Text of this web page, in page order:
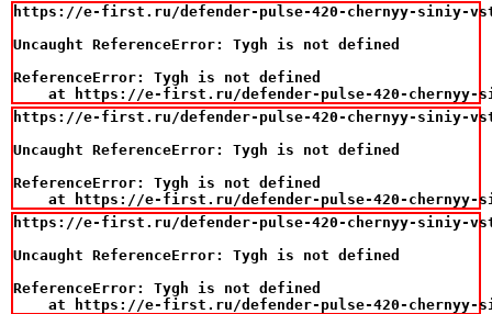
https://e-first.ru/defender-pulse-420-chernyy-siniy-
Uncaught ReferenceError: Tygh is not defined
ReferenceError: Tygh is not defined
at https://e-first.ru/defender-pulse-420-chernyy-
https://e-first.ru/defender-pulse-420-chernyy-siniy-
Uncaught ReferenceError: Tygh is not defined
ReferenceError: Tygh is not defined
at https://e-first.ru/defender-pulse-420-chernyy-
https://e-first.ru/defender-pulse-420-chernyy-siniy-
Uncaught ReferenceError: Tygh is not defined
ReferenceError: Tygh is not defined
at https://e-first.ru/defender-pulse-420-chernyy-